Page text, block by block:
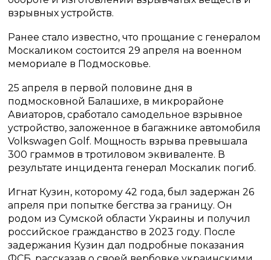
взрывных устройств.
Ранее стало известно, что прощание с генералом
Москаликом состоится 29 апреля на военном
мемориале в Подмосковье.
25 апреля в первой половине дня в
подмосковной Балашихе, в микрорайоне
Авиаторов, сработало самодельное взрывное
устройство, заложенное в багажнике автомобиля
Volkswagen Golf. Мощность взрыва превышала
300 граммов в тротиловом эквиваленте. В
результате инцидента генерал Москалик погиб.
Игнат Кузин, которому 42 года, был задержан 26
апреля при попытке бегства за границу. Он
родом из Сумской области Украины и получил
российское гражданство в 2023 году. После
задержания Кузин дал подробные показания